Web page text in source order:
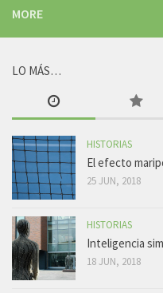
MORE
LO MÁS…
HISTORIAS
El efecto
25 JUN, 2018
HISTORIAS
Inteligencia
18 JUN, 2018